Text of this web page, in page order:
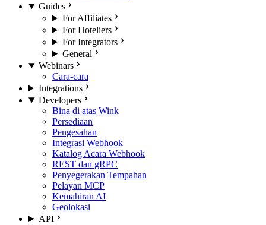
Guides
For Affiliates
For Hoteliers
For Integrators
General
Webinars
Cara-cara
Integrations
Developers
Bina di atas Wink
Persediaan
Pengesahan
Integrasi Webhook
Katalog Acara Webhook
REST dan gRPC
Penyegerakan Tempahan
Pelayan MCP
Kemahiran AI
Geolokasi
API